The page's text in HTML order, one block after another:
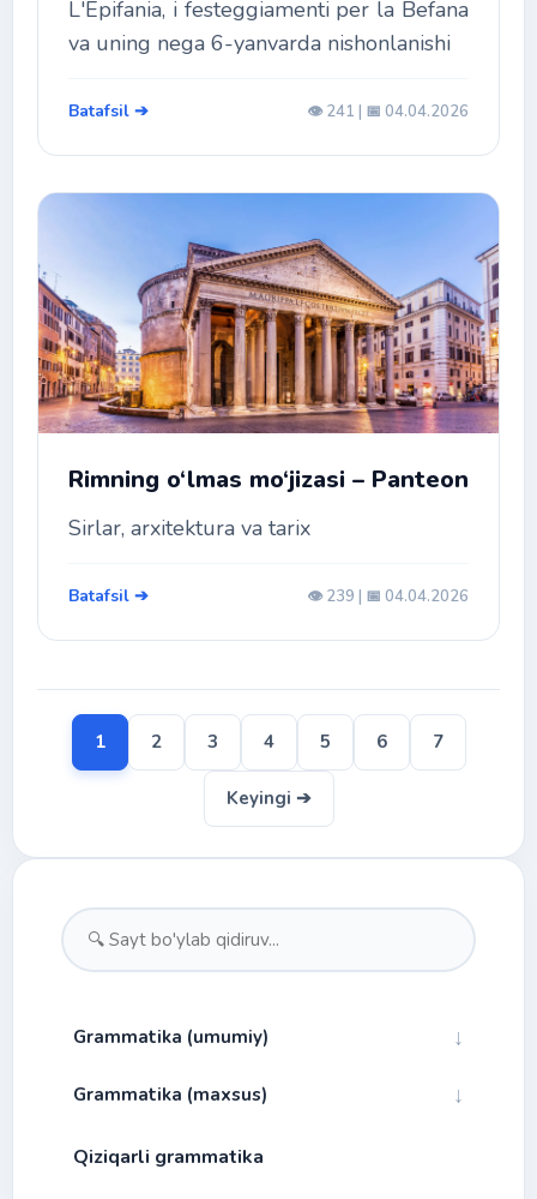
L'Epifania, i festeggiamenti per la Befana
va uning nega 6-yanvarda nishonlanishi
Batafsil ➔ 👁️ 241 | 📅 04.04.2026
Rimning o‘lmas mo‘jizasi – Panteon
Sirlar, arxitektura va tarix
Batafsil ➔ 👁️ 239 | 📅 04.04.2026
1 2 3 4 5 6 7
Keyingi ➔
Grammatika (umumiy) ↓
Fonetika ↓
Alibfo va talaffuz
Morfologiya
Grammatika (maxsus) ↓
Bog'lovchilar
Qiziqarli grammatika